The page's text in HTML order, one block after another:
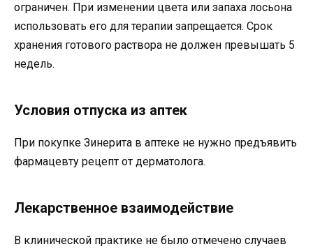
ограничен. При изменении цвета или запаха лосьона
использовать его для терапии запрещается. Срок
хранения готового раствора не должен превышать 5
недель.
Условия отпуска из аптек
При покупке Зинерита в аптеке не нужно предъявить
фармацевту рецепт от дерматолога.
Лекарственное взаимодействие
В клинической практике не было отмечено случаев